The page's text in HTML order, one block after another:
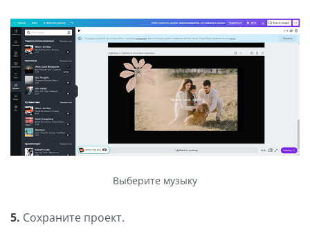
Выберите музыку
5. Сохраните проект.